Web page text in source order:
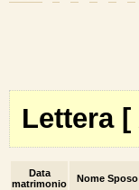
Lettera [
Data
matrimonio
Nome Sposo